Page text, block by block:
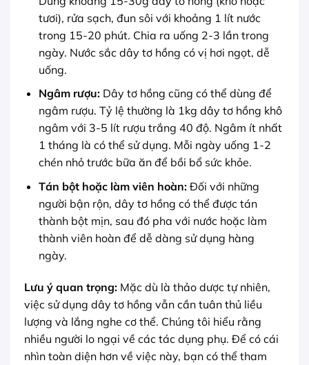
tươi), rửa sạch, đun sôi với khoảng 1 lít nước
trong 15-20 phút. Chia ra uống 2-3 lần trong
ngày. Nước sắc dây tơ hồng có vị hơi ngọt, dễ
uống.
Ngâm rượu:Dây tơ hồng cũng có thể dùng để
ngâm rượu. Tỷ lệ thường là 1kg dây tơ hồng khô
ngâm với 3-5 lít rượu trắng 40 độ. Ngâm ít nhất
1 tháng là có thể sử dụng. Mỗi ngày uống 1-2
chén nhỏ trước bữa ăn để bồi bổ sức khỏe.
Tán bột hoặc làm viên hoàn:Đối với những
người bận rộn, dây tơ hồng có thể được tán
thành bột mịn, sau đó pha với nước hoặc làm
thành viên hoàn để dễ dàng sử dụng hàng
ngày.
Lưu ý quan trọng: Mặc dù là thảo dược tự nhiên,
việc sử dụng dây tơ hồng vẫn cần tuân thủ liều
lượng và lắng nghe cơ thể. Chúng tôi hiểu rằng
nhiều người lo ngại về các tác dụng phụ. Để có cái
nhìn toàn diện hơn về việc này, bạn có thể tham